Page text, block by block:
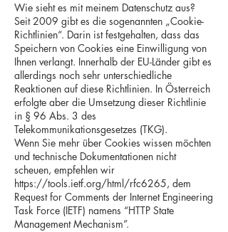
Wie sieht es mit meinem Datenschutz aus?
Seit 2009 gibt es die sogenannten „Cookie-
Richtlinien“. Darin ist festgehalten, dass das
Speichern von Cookies eine Einwilligung von
Ihnen verlangt. Innerhalb der EU-Länder gibt es
allerdings noch sehr unterschiedliche
Reaktionen auf diese Richtlinien. In Österreich
erfolgte aber die Umsetzung dieser Richtlinie
in § 96 Abs. 3 des
Telekommunikationsgesetzes (TKG).
Wenn Sie mehr über Cookies wissen möchten
und technische Dokumentationen nicht
scheuen, empfehlen wir
https://tools.ietf.org/html/rfc6265, dem
Request for Comments der Internet Engineering
Task Force (IETF) namens “HTTP State
Management Mechanism”.